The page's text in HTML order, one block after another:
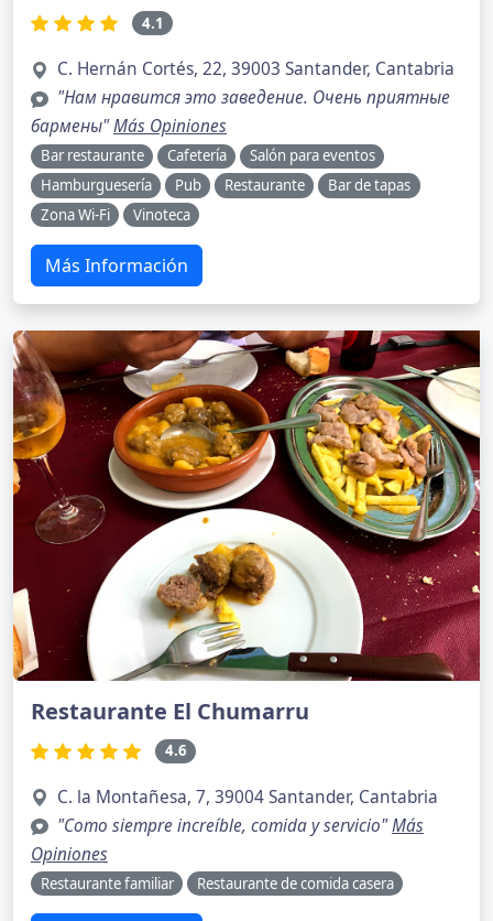
4.1
C. Hernán Cortés, 22, 39003 Santander, Cantabria
"Нам нравится это заведение. Очень приятные
бармены"Más Opiniones
Bar restaurante Cafetería
Salón para eventos
Hamburguesería
Pub Restaurante
Bar de tapas
Zona Wi-Fi
Vinoteca
Más Información
Restaurante El Chumarru
4.6
C. la Montañesa, 7, 39004 Santander, Cantabria
"Como siempre increíble, comida y servicio"Más
Opiniones
Restaurante familiar Restaurante de comida casera